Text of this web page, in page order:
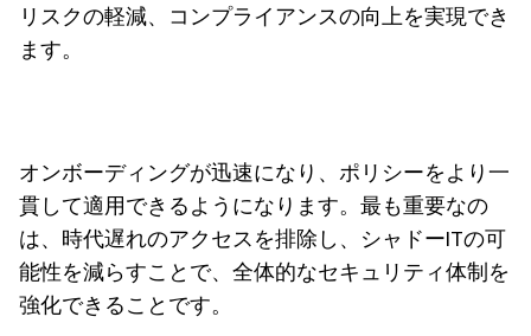
リスクの軽減、コンプライアンスの向上を実現でき
ます。
オンボーディングが迅速になり、ポリシーをより一
貫して適用できるようになります。最も重要なの
は、時代遅れのアクセスを排除し、シャドーITの可
能性を減らすことで、全体的なセキュリティ体制を
強化できることです。